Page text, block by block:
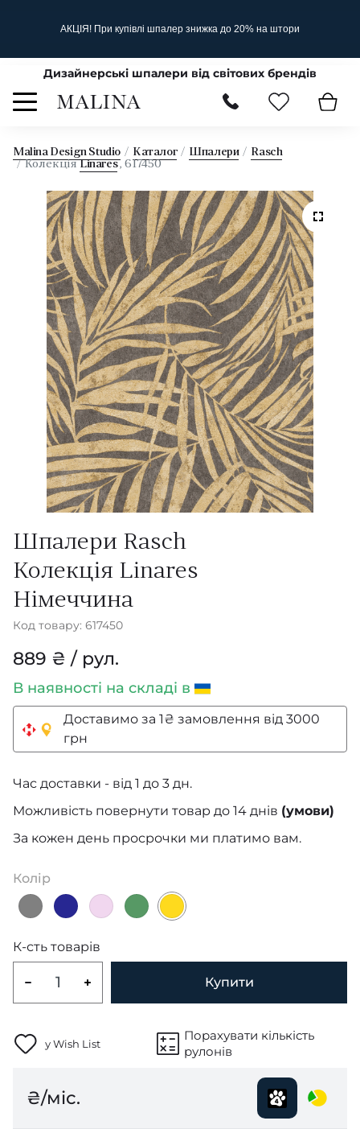
АКЦІЯ! При купівлі шпалер знижка до 20% на штори
Дизайнерські шпалери від світових брендів
Malina Design Studio Каталог Шпалери
Rasch
Колекція Linares, 617450
Шпалери Rasch
Колекція Linares
Німеччина
Код товару: 617450
889 ₴ / рул.
В наявності на складі в
Доставимо за 1₴ замовлення від 3000
грн
Час доставки - від 1 до 3 дн.
Можливість повернути товар до 14 днів (умови)
За кожен день просрочки ми платимо вам.
Колір
К-сть товарів
Купити
у Wish List
Порахувати кількість
рулонів
₴/міс.